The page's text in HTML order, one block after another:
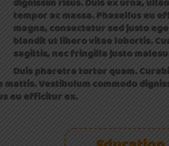
dignissim risus. Duis ex urna,
tempor ac massa. Phasellus eu
magna, consectetur sed justo
blandit ut libero vitae lobortis.
sagittis, nec fringilla justo
Duis pharetra tortor quam.
Vestibulum commodo
eu efficitur ex.